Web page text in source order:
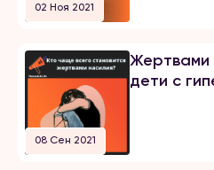
02 Ноя 2021
08 Сен 2021
Жертвами чаще
дети с